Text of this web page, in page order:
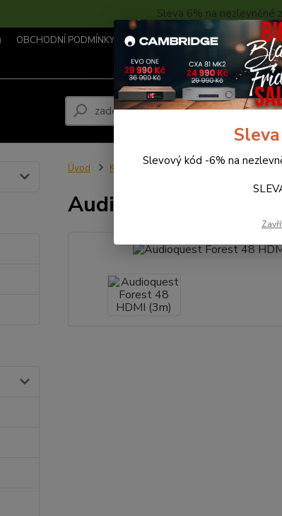
Sleva 6% na nezlevněné
OBCHODNÍ PODMÍNKY ... KONTAKTY O NÁS
Úvod Kabely Audioquest Forest 48 HDMI
Audioquest Forest 48
Slevový kód -6% na